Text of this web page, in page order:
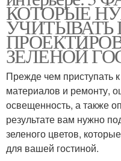
КОТОРЫЕ
УЧИТЫВАТЬ
ЗЕЛЕНОЙ
Прежде чем приступать
материалов и ремонту,
освещенность, а также
результате вам нужно
зеленого цветов,
для вашей гостиной.